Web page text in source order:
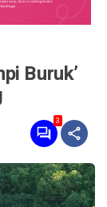
Buruk’
3